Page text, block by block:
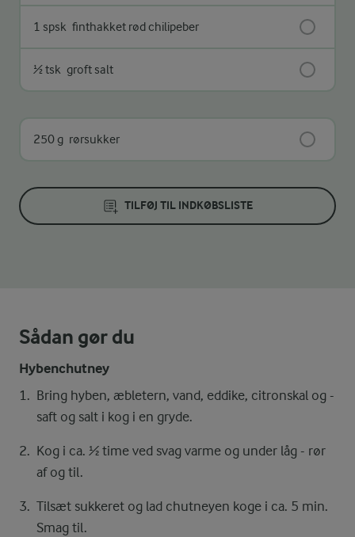
1 spsk finthakket rød chilipeber
½ tsk groft salt
250 g rørsukker
TILFØJ TIL INDKØBSLISTE
Sådan gør du
Hybenchutney
Bring hyben, æbletern, vand, eddike, citronskal og -
saft og salt i kog i en gryde.
Kog i ca. ½ time ved svag varme og under låg - rør
af og til.
Tilsæt sukkeret og lad chutneyen koge i ca. 5 min.
Smag til.